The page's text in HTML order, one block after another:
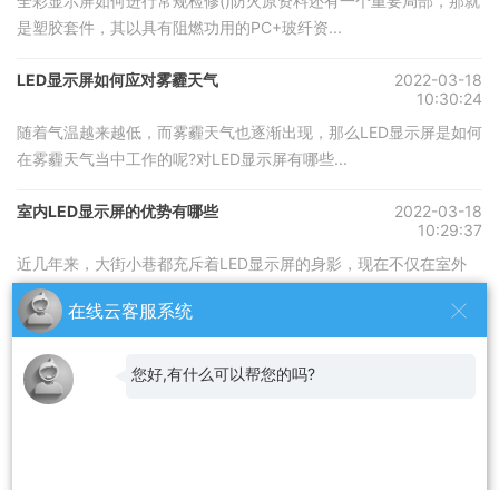
是塑胶套件，其以具有阻燃功用的PC+玻纤资...
LED显示屏如何应对雾霾天气
2022-03-18
10:30:24
随着气温越来越低，而雾霾天气也逐渐出现，那么LED显示屏是如何
在雾霾天气当中工作的呢?对LED显示屏有哪些...
室内LED显示屏的优势有哪些
2022-03-18
10:29:37
近几年来，大街小巷都充斥着LED显示屏的身影，现在不仅在室外
LED显示非常的火爆，室内LED显示屏的销量也一...
合作伙伴
二手空调出租
在线云客服系统
您好,有什么可以帮您的吗?